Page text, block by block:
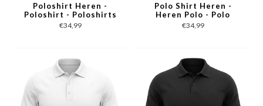
Poloshirt Heren -
Poloshirt - Poloshirts
Heren Korte Mouw -
Slim Fit - A150-10 -
€34,99
Polo Shirt Heren -
Heren Polo - Polo
Heren Korte Mouw -
Slim Fit - A150-3 -
€34,99